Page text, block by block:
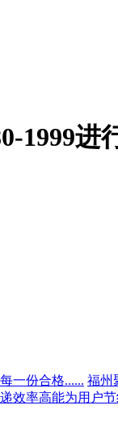
1999进
一份合格...... 福州
效率高能为用户